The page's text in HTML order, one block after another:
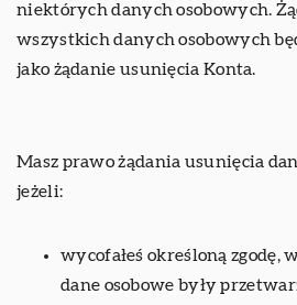
niektórych danych osobowych.
wszystkich danych osobowych
jako żądanie usunięcia Konta.
Masz prawo żądania usunięcia
jeżeli:
wycofałeś określoną zgodę,
dane osobowe były